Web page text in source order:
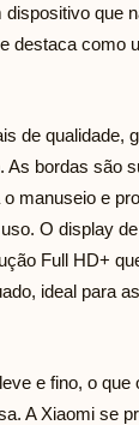
que
destaca como
de qualidade,
As bordas são
manuseio e
O display
Full HD+
ideal para
e fino, o que
A Xiaomi se